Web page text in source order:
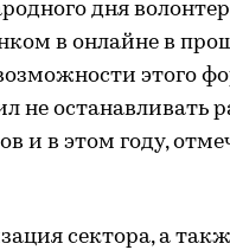
дня
в онлайне в
этого
не останавливать
и в этом году,
сектора, а